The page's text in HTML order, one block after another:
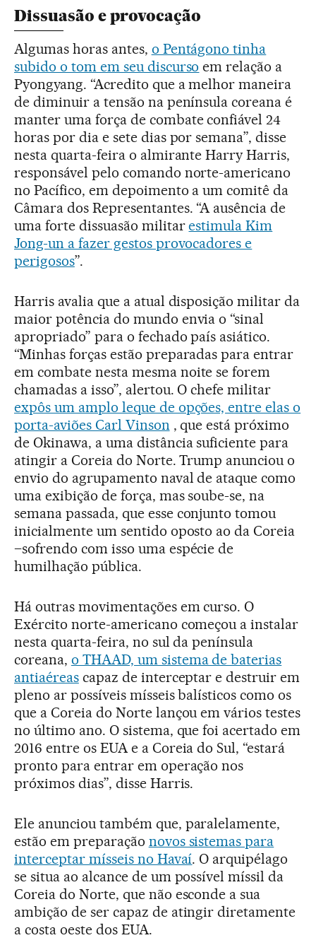
Dissuasão e provocação
Algumas horas antes, o Pentágono tinha
subido o tom em seu discurso em relação a
Pyongyang. “Acredito que a melhor maneira
de diminuir a tensão na península coreana é
manter uma força de combate confiável 24
horas por dia e sete dias por semana”, disse
nesta quarta-feira o almirante Harry Harris,
responsável pelo comando norte-americano
no Pacífico, em depoimento a um comitê da
Câmara dos Representantes. “A ausência de
uma forte dissuasão militarestimula Kim
Jong-un a fazer gestos provocadores e
perigosos”.
Harris avalia que a atual disposição militar da
maior potência do mundo envia o “sinal
apropriado” para o fechado país asiático.
“Minhas forças estão preparadas para entrar
em combate nesta mesma noite se forem
chamadas a isso”, alertou. O chefe militar
expôs um amplo leque de opções, entre elas o
porta-aviões Carl Vinson , que está próximo
de Okinawa, a uma distância suficiente para
atingir a Coreia do Norte. Trump anunciou o
envio do agrupamento naval de ataque como
uma exibição de força, mas soube-se, na
semana passada, que esse conjunto tomou
inicialmente um sentido oposto ao da Coreia
–sofrendo com isso uma espécie de
humilhação pública.
Há outras movimentações em curso. O
Exército norte-americano começou a instalar
nesta quarta-feira, no sul da península
coreana, o THAAD, um sistema de baterias
antiaéreascapaz de interceptar e destruir em
pleno ar possíveis mísseis balísticos como os
que a Coreia do Norte lançou em vários testes
no último ano. O sistema, que foi acertado em
2016 entre os EUA e a Coreia do Sul, “estará
pronto para entrar em operação nos
próximos dias”, disse Harris.
Ele anunciou também que, paralelamente,
estão em preparação novos sistemas para
interceptar mísseis no Havaí. O arquipélago
se situa ao alcance de um possível míssil da
Coreia do Norte, que não esconde a sua
ambição de ser capaz de atingir diretamente
a costa oeste dos EUA.